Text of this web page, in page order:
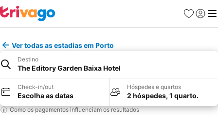
Favoritos
Iniciar
Ver todas as estadias em Porto
Destino
The Editory Garden Baixa Hotel
Check-in/out
Escolha as datas
Hóspedes e quartos
2 hóspedes, 1 quarto.
Como os pagamentos influenciam os resultados